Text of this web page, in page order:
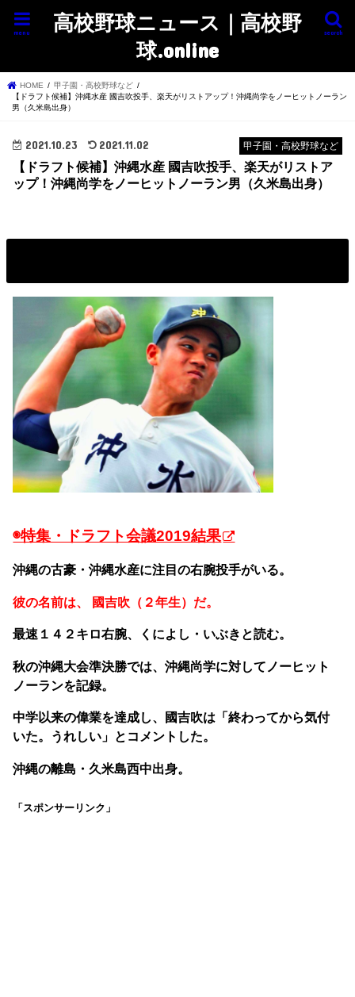
高校野球ニュース｜高校野
球.online
search
menu
HOME
甲子園・高校野球など
【ドラフト候補】沖縄水産 國吉吹投手、楽天がリストアップ！沖縄尚学をノーヒットノーラン
男（久米島出身）
甲子園・高校野球など
2021.10.23 2021.11.02
【ドラフト候補】沖縄水産 國吉吹投手、楽天がリストア
ップ！沖縄尚学をノーヒットノーラン男（久米島出身）
◉特集・ドラフト会議2019結果
沖縄の古豪・沖縄水産に注目の右腕投手がいる。
彼の名前は、 國吉吹（２年生）だ。
最速１４２キロ右腕、くによし・いぶきと読む。
秋の沖縄大会準決勝では、沖縄尚学に対してノーヒット
ノーランを記録。
中学以来の偉業を達成し、國吉吹は「終わってから気付
いた。うれしい」とコメントした。
沖縄の離島・久米島西中出身。
「スポンサーリンク」